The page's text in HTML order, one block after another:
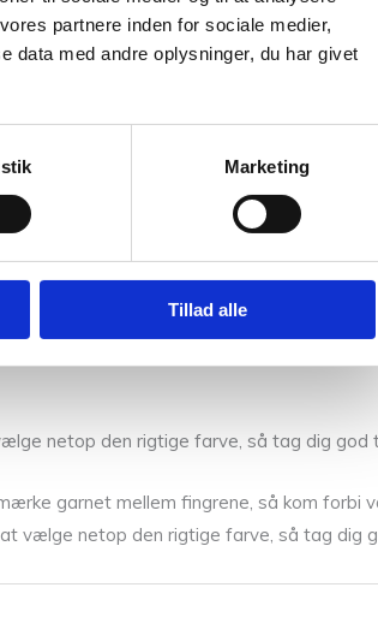
partnere inden for sociale medier,
data med andre oplysninger, du har givet
Marketing
Tillad alle
ofte som andre tekstiler, så kan det
Vi føre blandt andet flere af Isagers
netop den rigtige farve, så tag dig god
garnet mellem fingrene, så kom forbi
vælge netop den rigtige farve, så tag dig